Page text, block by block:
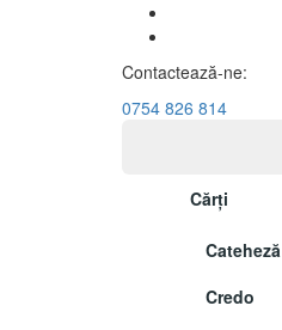
Contactează-ne:
0754 826 814
Cărți
Cateheză
Credo